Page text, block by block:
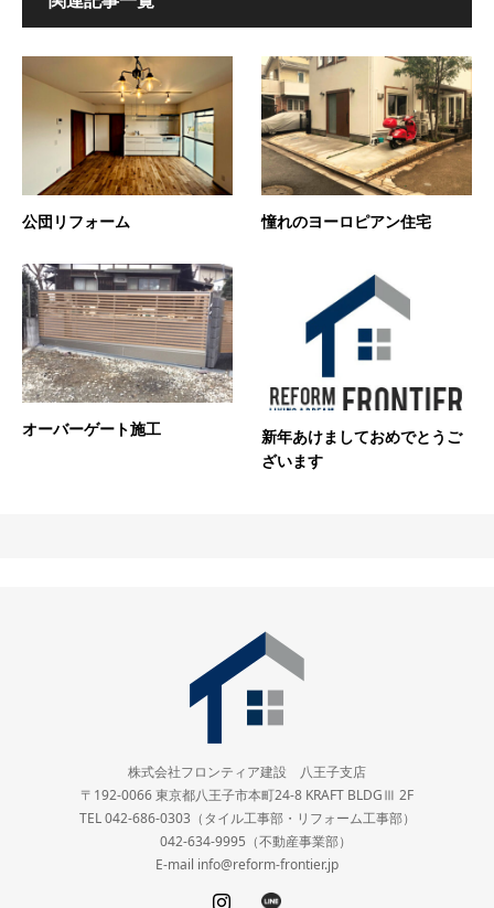
公団リフォーム 憧れのヨーロピアン住宅
オーバーゲート施工
新年あけましておめでとうご
ざいます
株式会社フロンティア建設 八王子支店
〒192-0066 東京都八王子市本町24-8 KRAFT BLDGⅢ 2F
TEL 042-686-0303（タイル工事部・リフォーム工事部）
042-634-9995（不動産事業部）
E-mail info@reform-frontier.jp